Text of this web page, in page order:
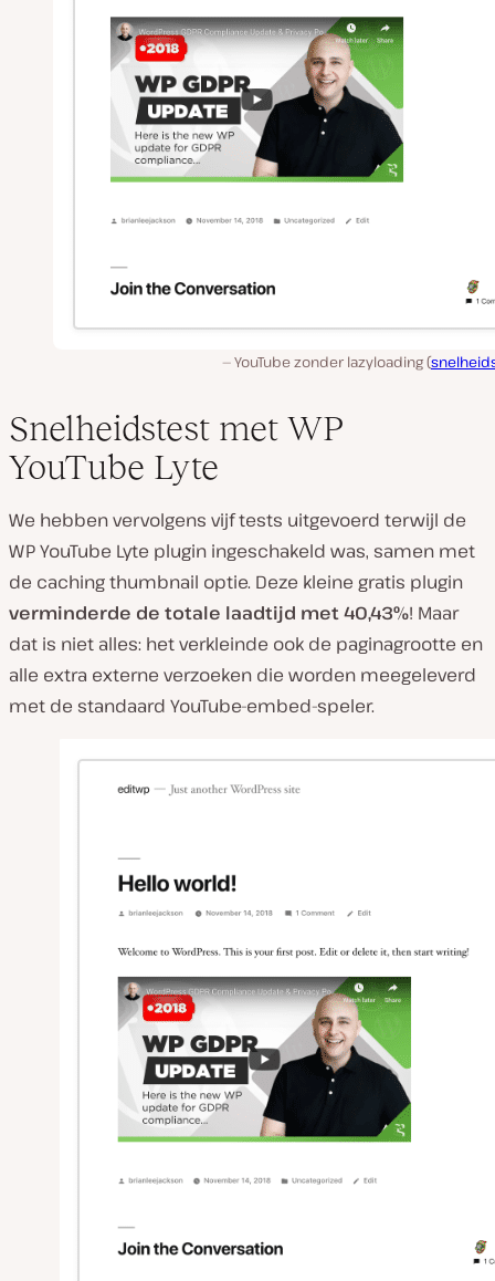
YouTube zonder lazyloading (
Snelheidstest met WP
YouTube Lyte
We hebben vervolgens vijf tests uitgevoerd terwijl de
WP YouTube Lyte plugin ingeschakeld was, samen met
de caching thumbnail optie. Deze kleine gratis plugin
verminderde de totale laadtijd met 40,43%! Maar
dat is niet alles: het verkleinde ook de paginagrootte en
alle extra externe verzoeken die worden meegeleverd
met de standaard YouTube-embed-speler.